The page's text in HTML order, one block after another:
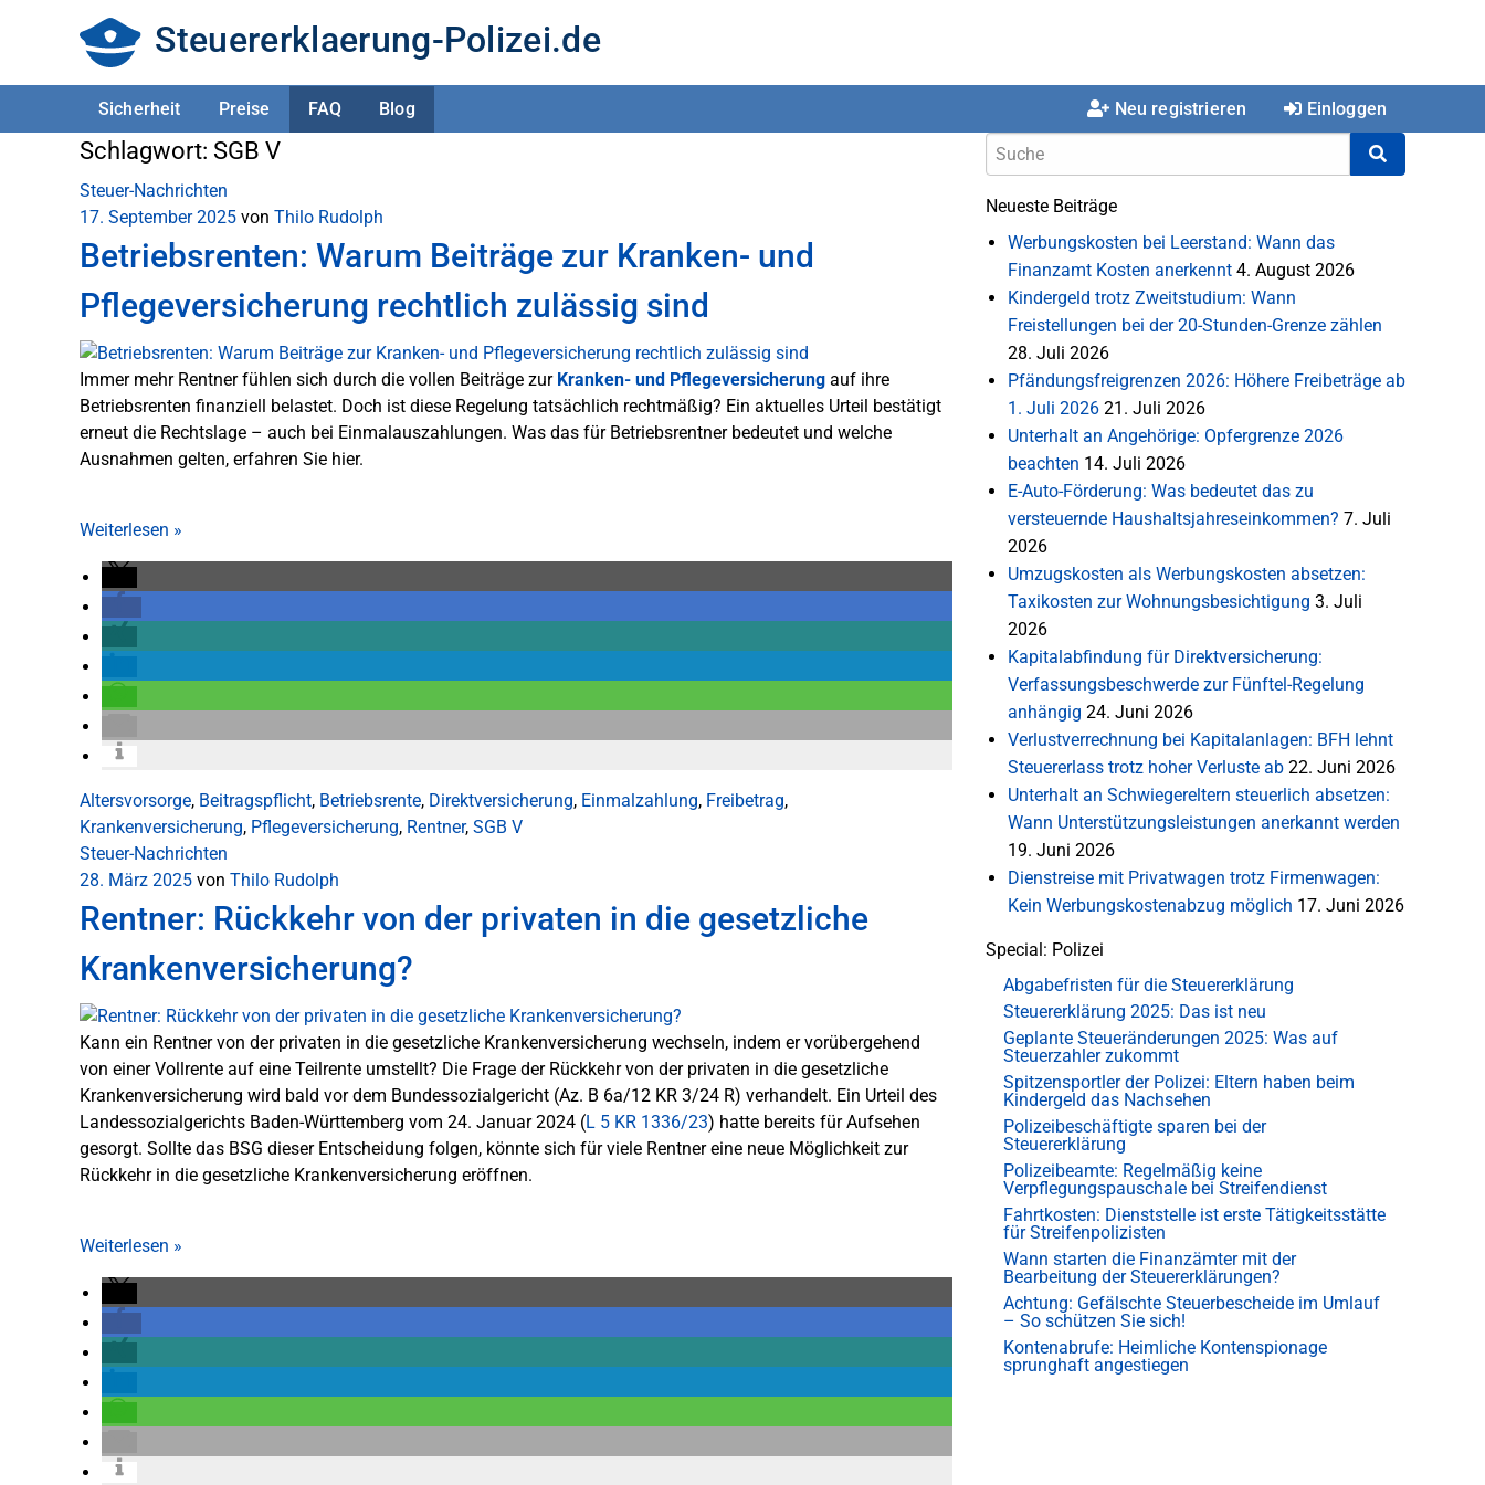
Steuererklaerung-Polizei.de
Sicherheit Preise FAQ Blog Neu registrieren Einloggen
Schlagwort: SGB V
Steuer-Nachrichten
17. September 2025 von Thilo Rudolph
Betriebsrenten: Warum Beiträge zur Kranken- und
Pflegeversicherung rechtlich zulässig sind
Immer mehr Rentner fühlen sich durch die vollen Beiträge zur Kranken- und Pflegeversicherung auf ihre
Betriebsrenten finanziell belastet. Doch ist diese Regelung tatsächlich rechtmäßig? Ein aktuelles Urteil bestätigt
erneut die Rechtslage – auch bei Einmalauszahlungen. Was das für Betriebsrentner bedeutet und welche
Ausnahmen gelten, erfahren Sie hier.
Weiterlesen »
Altersvorsorge, Beitragspflicht, Betriebsrente, Direktversicherung, Einmalzahlung, Freibetrag,
Krankenversicherung, Pflegeversicherung, Rentner, SGB V
Steuer-Nachrichten
28. März 2025 von Thilo Rudolph
Rentner: Rückkehr von der privaten in die gesetzliche
Krankenversicherung?
Kann ein Rentner von der privaten in die gesetzliche Krankenversicherung wechseln, indem er vorübergehend
von einer Vollrente auf eine Teilrente umstellt? Die Frage der Rückkehr von der privaten in die gesetzliche
Krankenversicherung wird bald vor dem Bundessozialgericht (Az. B 6a/12 KR 3/24 R) verhandelt. Ein Urteil des
Landessozialgerichts Baden-Württemberg vom 24. Januar 2024 (L 5 KR 1336/23) hatte bereits für Aufsehen
gesorgt. Sollte das BSG dieser Entscheidung folgen, könnte sich für viele Rentner eine neue Möglichkeit zur
Rückkehr in die gesetzliche Krankenversicherung eröffnen.
Weiterlesen »
Neueste Beiträge
Werbungskosten bei Leerstand: Wann das
Finanzamt Kosten anerkennt 4. August 2026
Kindergeld trotz Zweitstudium: Wann
Freistellungen bei der 20-Stunden-Grenze zählen
28. Juli 2026
Pfändungsfreigrenzen 2026: Höhere Freibeträge ab
1. Juli 2026 21. Juli 2026
Unterhalt an Angehörige: Opfergrenze 2026
beachten 14. Juli 2026
E-Auto-Förderung: Was bedeutet das zu
versteuernde Haushaltsjahreseinkommen? 7. Juli
2026
Umzugskosten als Werbungskosten absetzen:
Taxikosten zur Wohnungsbesichtigung 3. Juli
2026
Kapitalabfindung für Direktversicherung:
Verfassungsbeschwerde zur Fünftel-Regelung
anhängig 24. Juni 2026
Verlustverrechnung bei Kapitalanlagen: BFH lehnt
Steuererlass trotz hoher Verluste ab 22. Juni 2026
Unterhalt an Schwiegereltern steuerlich absetzen:
Wann Unterstützungsleistungen anerkannt werden
19. Juni 2026
Dienstreise mit Privatwagen trotz Firmenwagen:
Kein Werbungskostenabzug möglich 17. Juni 2026
Special: Polizei
Abgabefristen für die Steuererklärung
Steuererklärung 2025: Das ist neu
Geplante Steueränderungen 2025: Was auf
Steuerzahler zukommt
Spitzensportler der Polizei: Eltern haben beim
Kindergeld das Nachsehen
Polizeibeschäftigte sparen bei der
Steuererklärung
Polizeibeamte: Regelmäßig keine
Verpflegungspauschale bei Streifendienst
Fahrtkosten: Dienststelle ist erste Tätigkeitsstätte
für Streifenpolizisten
Wann starten die Finanzämter mit der
Bearbeitung der Steuererklärungen?
Achtung: Gefälschte Steuerbescheide im Umlauf
– So schützen Sie sich!
Kontenabrufe: Heimliche Kontenspionage
sprunghaft angestiegen